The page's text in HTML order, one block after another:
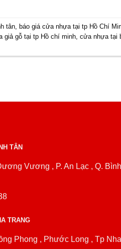
tân ,báo giá cửa nhựa tại tp Hồ Chí
giả gỗ tại tp Hồ chí minh ,cửa nhựa tại
TÂN
Vương , P. An Lạc , Q.
TRANG
Phong , Phước Long , Tp